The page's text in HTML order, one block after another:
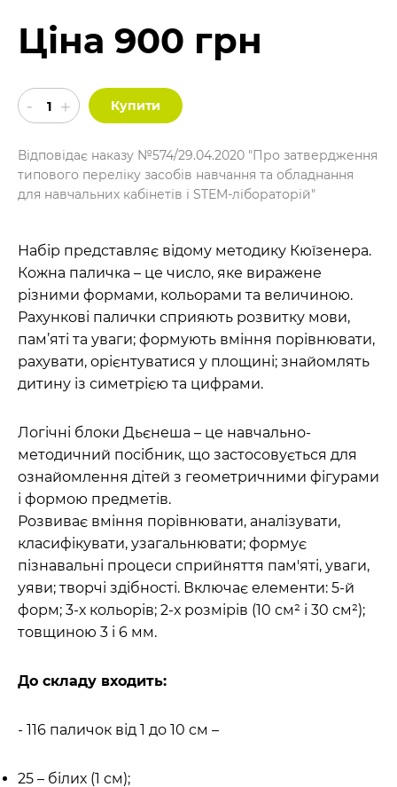
Ціна 900 грн
Купити
Відповідає наказу №574/29.04.2020 "Про затвердження
типового переліку засобів навчання та обладнання
для навчальних кабінетів і STEM-лібораторій"
Набір представляє відому методику Кюїзенера.
Кожна паличка – це число, яке виражене
різними формами, кольорами та величиною.
Рахункові палички сприяють розвитку мови,
пам’яті та уваги; формують вміння порівнювати,
рахувати, орієнтуватися у площині; знайомлять
дитину із симетрією та цифрами.
Логічні блоки Дьєнеша – це навчально-
методичний посібник, що застосовується для
ознайомлення дітей з геометричними фігурами
і формою предметів.
Розвиває вміння порівнювати, аналізувати,
класифікувати, узагальнювати; формує
пізнавальні процеси сприйняття пам'яті, уваги,
уяви; творчі здібності. Включає елементи: 5-й
форм; 3-х кольорів; 2-х розмірів (10 см² і 30 см²);
товщиною 3 і 6 мм.
До складу входить:
- 116 паличок від 1 до 10 см –
25 – білих (1 см);